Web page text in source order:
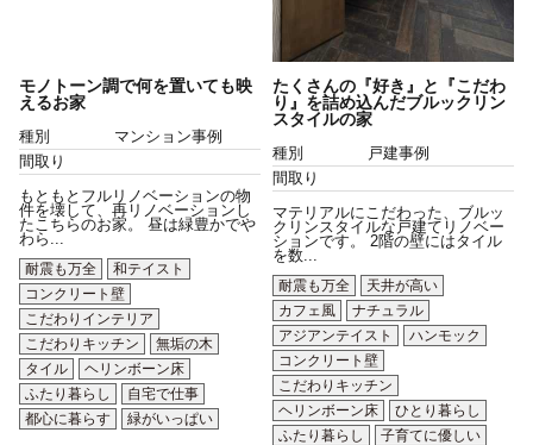
モノトーン調で何を置いても映
えるお家
種別
マンション事例
間取り
もともとフルリノベーションの物
件を壊して、再リノベーションし
たこちらのお家。 昼は緑豊かでや
わら...
耐震も万全
和テイスト
コンクリート壁
こだわりインテリア
こだわりキッチン
無垢の木
タイル
ヘリンボーン床
ふたり暮らし
自宅で仕事
都心に暮らす
緑がいっぱい
たくさんの『好き』と『こだわ
り』を詰め込んだブルックリン
スタイルの家
種別
戸建事例
間取り
マテリアルにこだわった、ブルッ
クリンスタイルな戸建てリノベー
ションです。 2階の壁にはタイル
を数...
耐震も万全
天井が高い
カフェ風
ナチュラル
アジアンテイスト
ハンモック
コンクリート壁
こだわりキッチン
ヘリンボーン床
ひとり暮らし
ふたり暮らし
子育てに優しい